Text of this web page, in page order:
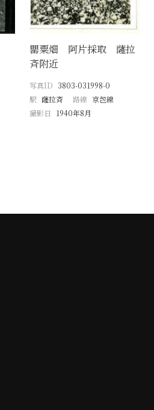
罌粟畑 阿片採取 薩拉
斉附近
写真ID 3803-031998-0
駅 薩拉斉 路線 京包線
撮影日
1940年8月